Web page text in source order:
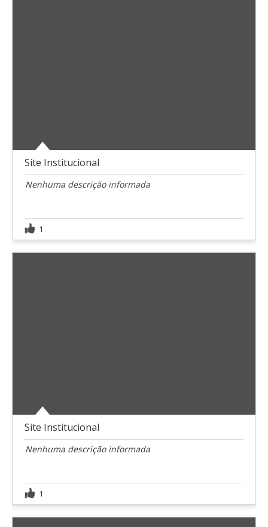
Site Institucional
Nenhuma descrição informada
1
Site Institucional
Nenhuma descrição informada
1